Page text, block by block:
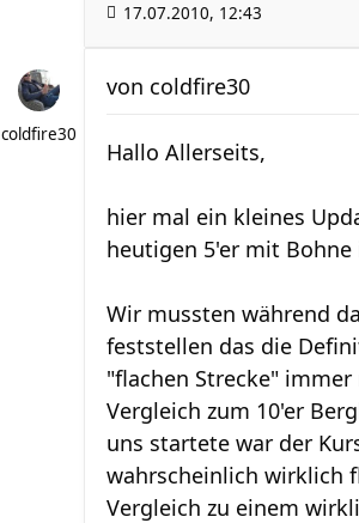
17.07.2010, 12:43
coldfire30
von coldfire30
Hallo Allerseits,
hier mal ein kleines
heutigen 5'er mit Bohne
Wir mussten während
feststellen das die
"flachen Strecke"
Vergleich zum 10'er
uns startete war der
wahrscheinlich wirklich
Vergleich zu einem